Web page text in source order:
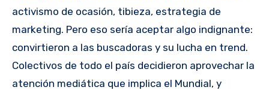
activismo de ocasión, tibieza, estrategia de
marketing. Pero eso sería aceptar algo indignante:
convirtieron a las buscadoras y su lucha en trend.
Colectivos de todo el país decidieron aprovechar la
atención mediática que implica el Mundial, y